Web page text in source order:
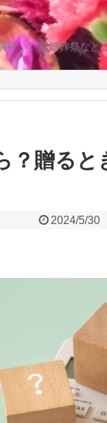
祝い、冠婚葬祭など
贈ると
2024/5/30